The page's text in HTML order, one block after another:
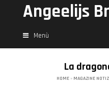
Angeelijs
Menù
La
HOME» MAGAZINE